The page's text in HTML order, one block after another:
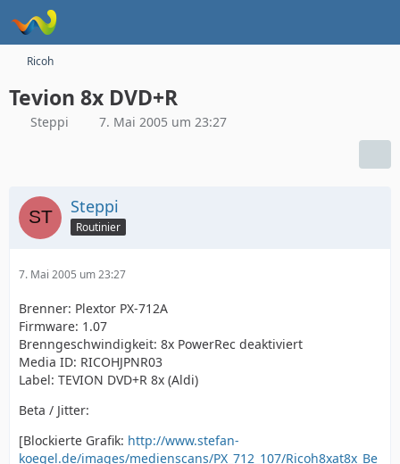
Ricoh
Tevion 8x DVD+R
Steppi 7. Mai 2005 um 23:27
Steppi
Routinier
7. Mai 2005 um 23:27
Brenner: Plextor PX-712A
Firmware: 1.07
Brenngeschwindigkeit: 8x PowerRec deaktiviert
Media ID: RICOHJPNR03
Label: TEVION DVD+R 8x (Aldi)
Beta / Jitter:
[Blockierte Grafik: http://www.stefan-
koegel.de/images/medienscans/PX_712_107/Ricoh8xat8x_Be